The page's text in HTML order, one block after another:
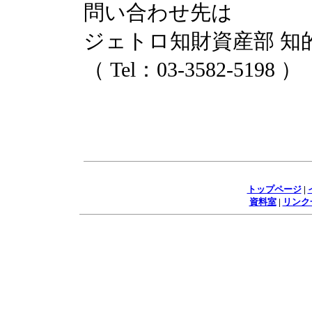
問い合わせ先は
ジェトロ知財資産部 知
（ Tel：03-3582-5198 ）
トップページ|
資料室| リン